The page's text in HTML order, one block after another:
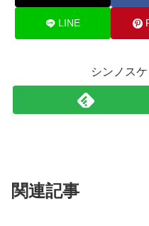
LINE
シンノス
関連記事